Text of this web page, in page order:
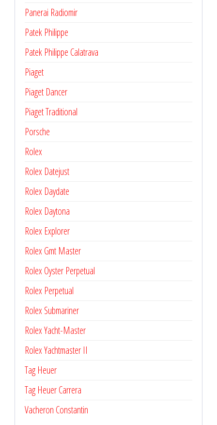
Panerai Radiomir
Patek Philippe
Patek Philippe Calatrava
Piaget
Piaget Dancer
Piaget Traditional
Porsche
Rolex
Rolex Datejust
Rolex Daydate
Rolex Daytona
Rolex Explorer
Rolex Gmt Master
Rolex Oyster Perpetual
Rolex Perpetual
Rolex Submariner
Rolex Yacht-Master
Rolex Yachtmaster II
Tag Heuer
Tag Heuer Carrera
Vacheron Constantin